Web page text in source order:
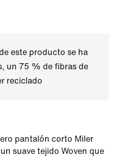
este producto se ha
un 75 % de fibras de
reciclado
pantalón corto Miler
suave tejido Woven que